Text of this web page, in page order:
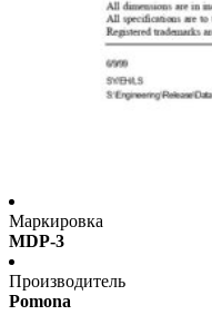
Маркировка
MDP-3
Производитель
Pomona